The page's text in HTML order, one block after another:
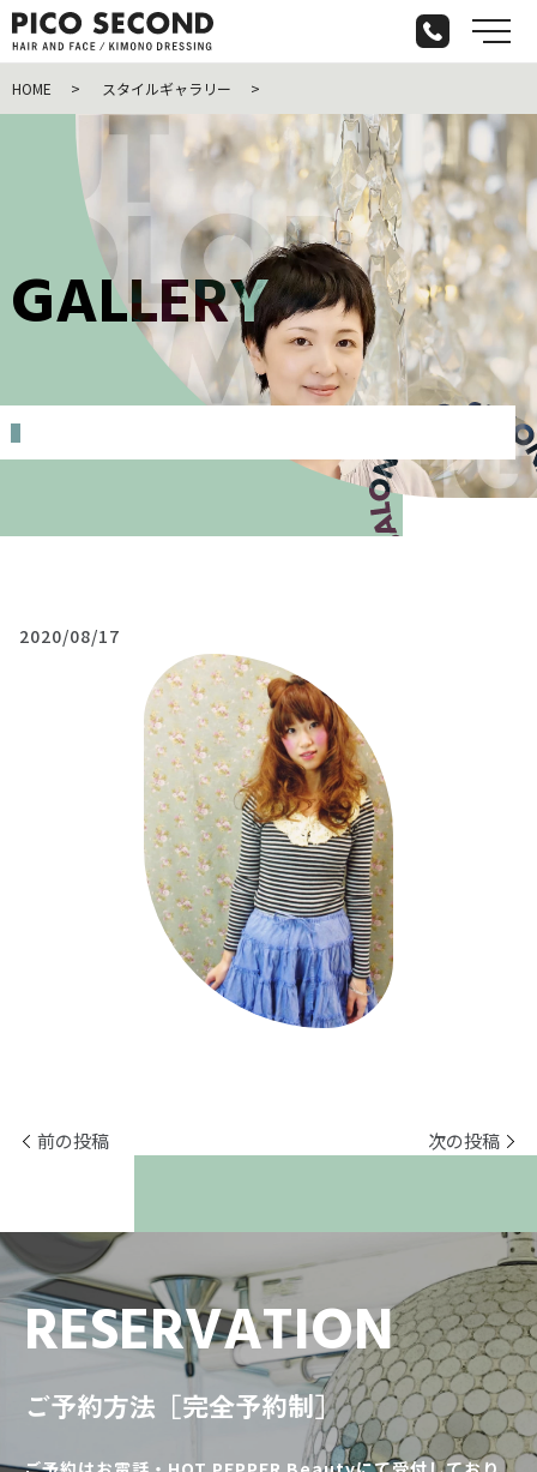
メ
HOME スタイルギャラリー
GALLERY
2020/08/17
前の投稿 次の投稿
RESERVATION
ご予約方法［完全予約制］